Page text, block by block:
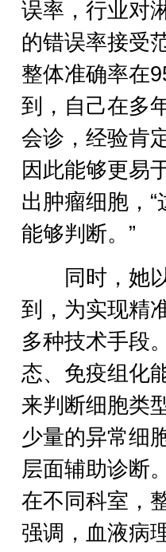
误率，行业对
的错误率接受
整体准确率在
到，自己在多
会诊，经验肯
因此能够更易
出肿瘤细胞，
能够判断。”
同时，她以
到，为实现精
多种技术手段
态、免疫组化
来判断细胞类
少量的异常细
层面辅助诊断
在不同科室，
强调，血液病